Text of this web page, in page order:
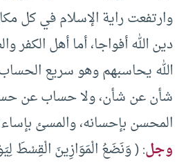
وارتفعت راية الإسلام في كل
دين الله أفواجا، أما أهل الكفر
الله يحاسبهم وهو سريع
شأن عن شأن، ولا حساب عن
المحسن بإحسانه، والمسئ
وجل: ( وَنَضَعُ الْمَوَازِينَ الْقِسْطَ